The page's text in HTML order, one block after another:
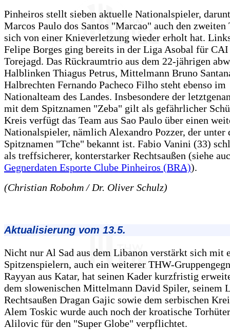
Pinheiros stellt sieben aktuelle Nationalspieler,
Marcos Paulo dos Santos "Marcao" auch den zweiten
sich von einer Knieverletzung wieder erholt hat.
Felipe Borges ging bereits in der Liga Asobal für
Torejagd. Das Rückraumtrio aus dem 22-jährigen
Halblinken Thiagus Petrus, Mittelmann Bruno
Halbrechten Fernando Pacheco Filho steht ebenso im
Nationalteam des Landes. Insbesondere der
mit dem Spitznamen "Zeba" gilt als gefährlicher
Kreis verfügt das Team aus Sao Paulo über einen
Nationalspieler, nämlich Alexandro Pozzer, der unter
Spitznamen "Tche" bekannt ist. Fabio Vanini (33)
als treffsicherer, konterstarker Rechtsaußen (siehe
Gegnerdaten Esporte Clube Pinheiros (BRA)).
(Christian Robohm / Dr. Oliver Schulz)
Aktualisierung vom 13.5.
Nicht nur Al Sad aus dem Libanon verstärkt sich mit
Spitzenspielern, auch ein weiterer THW-
Rayyan aus Katar, hat seinen Kader kurzfristig
dem slowenischen Mittelmann David Spiler, seinem
Rechtsaußen Dragan Gajic sowie dem serbischen
Alem Toskic wurde auch noch der kroatische
Alilovic für den "Super Globe" verpflichtet.